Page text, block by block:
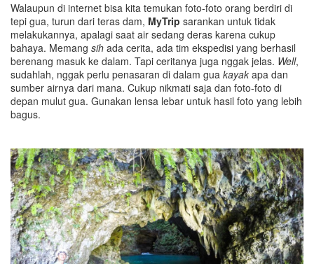
Walaupun di internet bisa kita temukan foto-foto orang berdiri di
tepi gua, turun dari teras dam, MyTrip sarankan untuk tidak
melakukannya, apalagi saat air sedang deras karena cukup
bahaya. Memang sih ada cerita, ada tim ekspedisi yang berhasil
berenang masuk ke dalam. Tapi ceritanya juga nggak jelas. Well,
sudahlah, nggak perlu penasaran di dalam gua kayak apa dan
sumber airnya dari mana. Cukup nikmati saja dan foto-foto di
depan mulut gua. Gunakan lensa lebar untuk hasil foto yang lebih
bagus.